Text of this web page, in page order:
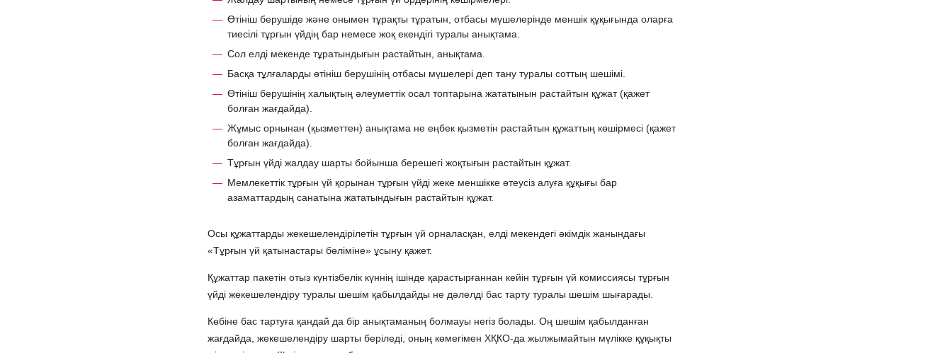
Өтініш берушіде және онымен тұрақты тұратын, отбасы мүшелерінде меншік құқығында оларға
тиесілі тұрғын үйдің бар немесе жоқ екендігі туралы анықтама.
Сол елді мекенде тұратындығын растайтын, анықтама.
Басқа тұлғаларды өтініш берушінің отбасы мүшелері деп тану туралы соттың шешімі.
Өтініш берушінің халықтың әлеуметтiк осал топтарына жататынын растайтын құжат (қажет
болған жағдайда).
Жұмыс орнынан (қызметтен) анықтама не еңбек қызметін растайтын құжаттың көшірмесі (қажет
болған жағдайда).
Тұрғын үйді жалдау шарты бойынша берешегі жоқтығын растайтын құжат.
Мемлекеттік тұрғын үй қорынан тұрғын үйді жеке меншікке өтеусіз алуға құқығы бар
азаматтардың санатына жататындығын растайтын құжат.
Осы құжаттарды жекешелендірілетін тұрғын үй орналасқан, елді мекендегі әкімдік жанындағы
«Тұрғын үй қатынастары бөліміне» ұсыну қажет.
Құжаттар пакетін отыз күнтізбелік күннің ішінде қарастырғаннан кейін тұрғын үй комиссиясы тұрғын
үйді жекешелендіру туралы шешім қабылдайды не дәлелді бас тарту туралы шешім шығарады.
Көбіне бас тартуға қандай да бір анықтаманың болмауы негіз болады. Оң шешім қабылданған
жағдайда, жекешелендіру шарты беріледі, оның көмегімен ХҚКО-да жылжымайтын мүлікке құқықты